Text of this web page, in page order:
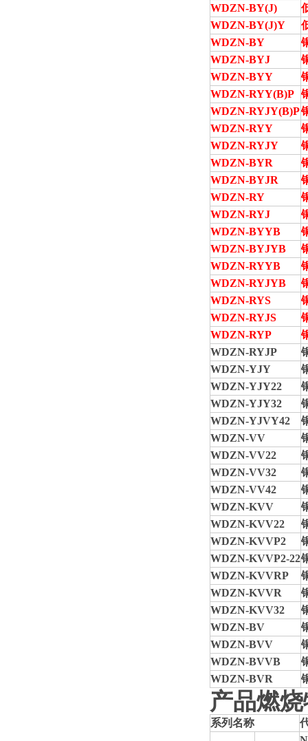
WDZN-BY(J)
WDZN-BY(J)Y
WDZN-BY
WDZN-BYJ
WDZN-BYY
WDZN-RYY(B)P
WDZN-RYJY(B)P
WDZN-RYY
WDZN-RYJY
WDZN-BYR
WDZN-BYJR
WDZN-RY
WDZN-RYJ
WDZN-BYYB
WDZN-BYJYB
WDZN-RYYB
WDZN-RYJYB
WDZN-RYS
WDZN-RYJS
WDZN-RYP
WDZN-RYJP
WDZN-YJY
WDZN-YJY22
WDZN-YJY32
WDZN-YJVY42
WDZN-VV
WDZN-VV22
WDZN-VV32
WDZN-VV42
WDZN-KVV
WDZN-KVV22
WDZN-KVVP2
WDZN-KVVP2-22
WDZN-KVVRP
WDZN-KVVR
WDZN-KVV32
WDZN-BV
WDZN-BVV
WDZN-BVVB
WDZN-BVR
产品燃
系列名称